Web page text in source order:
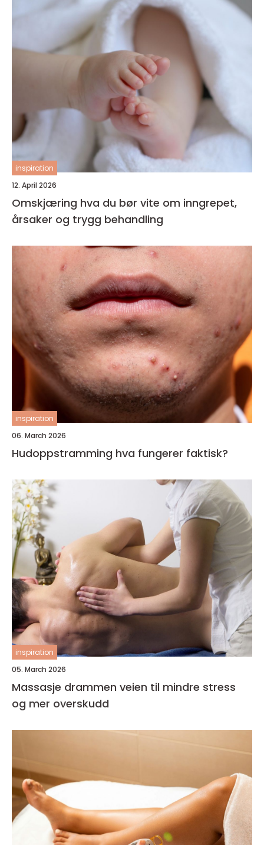
inspiration
12. April 2026
Omskjæring hva du bør vite om inngrepet,
årsaker og trygg behandling
inspiration
06. March 2026
Hudoppstramming hva fungerer faktisk?
inspiration
05. March 2026
Massasje drammen veien til mindre stress
og mer overskudd